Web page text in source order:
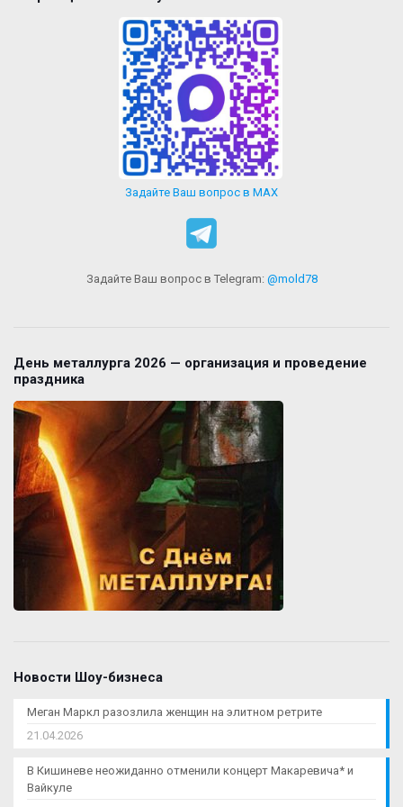
Задайте Ваш вопрос в MAX
Задайте Ваш вопрос в Telegram: @mold78
День металлурга 2026 — организация и проведение
праздника
Новости Шоу-бизнеса
Меган Маркл разозлила женщин на элитном ретрите
21.04.2026
В Кишиневе неожиданно отменили концерт Макаревича* и
Вайкуле